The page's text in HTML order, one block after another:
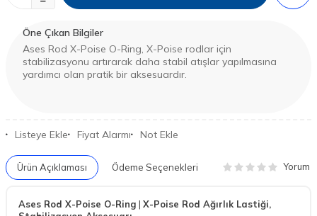
Öne Çıkan Bilgiler
Ases Rod X-Poise O-Ring, X-Poise rodlar için
stabilizasyonu artırarak daha stabil atışlar yapılmasına
yardımcı olan pratik bir aksesuardır.
Listeye Ekle Fiyat Alarmı Not Ekle
Ürün Açıklaması Ödeme Seçenekleri Yorum
Ases Rod X-Poise O-Ring | X-Poise Rod Ağırlık Lastiği,